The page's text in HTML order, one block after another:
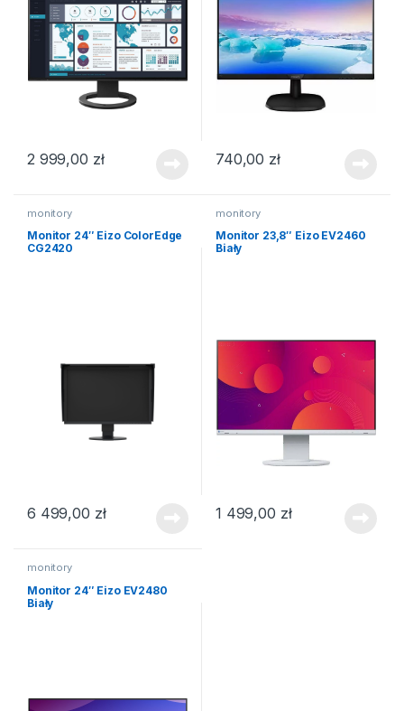
2 999,00 zł 740,00 zł
monitory
Monitor 24″ Eizo ColorEdge
CG2420
6 499,00 zł
monitory
Monitor 23,8″ Eizo EV2460
Biały
1 499,00 zł
monitory
Monitor 24″ Eizo EV2480
Biały